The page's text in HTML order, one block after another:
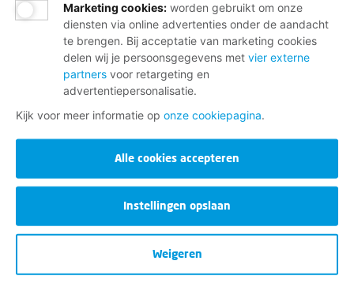
Marketing cookies: worden gebruikt om onze
diensten via online advertenties onder de aandacht
te brengen. Bij acceptatie van marketing cookies
delen wij je persoonsgegevens met vier externe
partners voor retargeting en
advertentiepersonalisatie.
Kijk voor meer informatie op onze cookiepagina.
Alle cookies accepteren
Instellingen opslaan
Weigeren